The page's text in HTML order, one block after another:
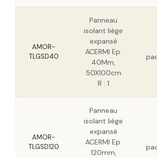
Panneau isolant liège expansé
150mm, 50X100cm R : 3,75
Panneau isolant liège expansé
160mm, 50x100cm R : 4
Panneau isolant liège expansé
180mm, 50x100cm R : 4,5
Panneau isolant liège expansé
200mm, 50x100cm R : 5
AMOR-
TLGSD40
Panneau
isolant liège
expansé
ACERMI Ep.
40Mm,
50X100cm
R : 1
AMOR-
TLGSD120
Panneau
isolant liège
expansé
ACERMI Ep.
120mm,